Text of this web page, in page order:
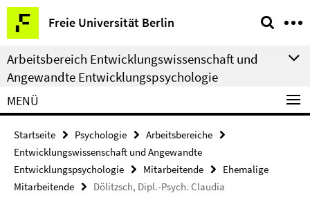
Springe
direkt
zu
Inhalt
Freie Universität Berlin
Service-
Navigation
Arbeitsbereich Entwicklungswissenschaft und
Angewandte Entwicklungspsychologie
MENÜ
Startseite Psychologie
Arbeitsbereiche
Entwicklungswissenschaft und Angewandte
Entwicklungspsychologie
Mitarbeitende
Ehemalige
Mitarbeitende
Dölitzsch, Dipl.-Psych. Claudia